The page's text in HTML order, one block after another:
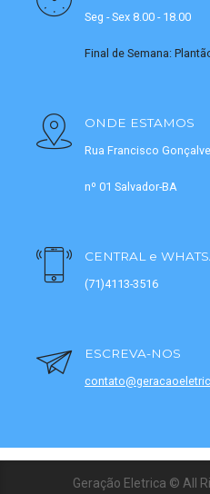
Seg - Sex 8.00 - 18.00
Final de Semana:
ONDE ESTAMOS
Rua Francisco
nº 01 Salvador-BA
CENTRAL e
(71)4113-3516
ESCREVA-NOS
Geração Eletrica © All